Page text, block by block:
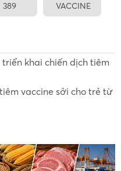
389 VACCINE
khai chiến dịch tiêm
vaccine sởi cho trẻ từ